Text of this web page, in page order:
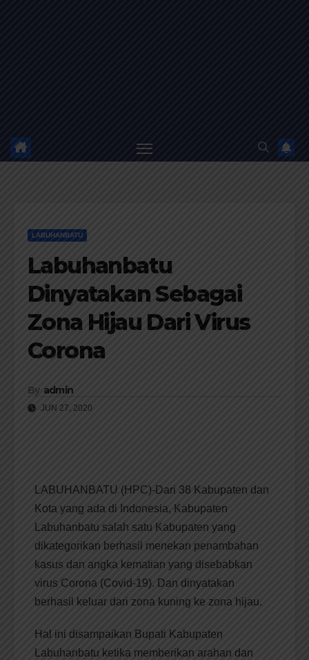
LABUHANBATU
Labuhanbatu
Dinyatakan Sebagai
Zona Hijau Dari Virus
Corona
By admin
JUN 27, 2020
LABUHANBATU (HPC)-Dari 38 Kabupaten dan
Kota yang ada di Indonesia, Kabupaten
Labuhanbatu salah satu Kabupaten yang
dikategorikan berhasil menekan penambahan
kasus dan angka kematian yang disebabkan
virus Corona (Covid-19). Dan dinyatakan
berhasil keluar dari zona kuning ke zona hijau.
Hal ini disampaikan Bupati Kabupaten
Labuhanbatu ketika memberikan arahan dan